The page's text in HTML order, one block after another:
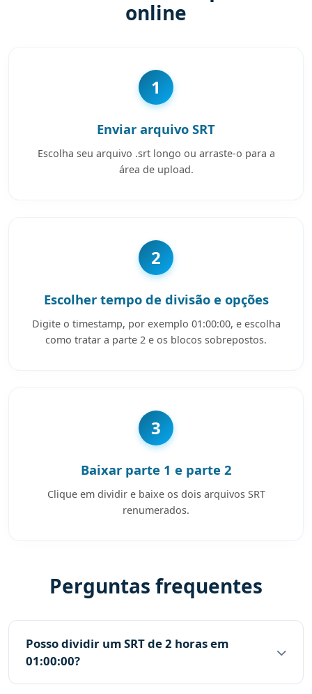
online
1
Enviar arquivo SRT
Escolha seu arquivo .srt longo ou arraste-o para a
área de upload.
2
Escolher tempo de divisão e opções
Digite o timestamp, por exemplo 01:00:00, e escolha
como tratar a parte 2 e os blocos sobrepostos.
3
Baixar parte 1 e parte 2
Clique em dividir e baixe os dois arquivos SRT
renumerados.
Perguntas frequentes
Posso dividir um SRT de 2 horas em
01:00:00?